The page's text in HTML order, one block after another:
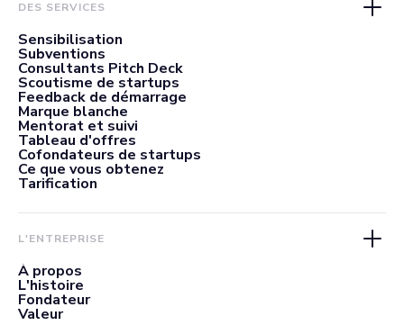
DES SERVICES
Sensibilisation
Subventions
Consultants Pitch Deck
Scoutisme de startups
Feedback de démarrage
Marque blanche
Mentorat et suivi
Tableau d'offres
Cofondateurs de startups
Ce que vous obtenez
Tarification
L'ENTREPRISE
À propos
L'histoire
Fondateur
Valeur